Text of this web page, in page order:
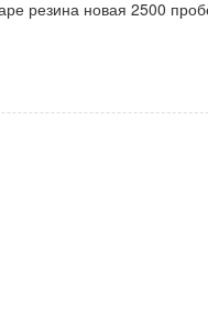
резина новая 2500